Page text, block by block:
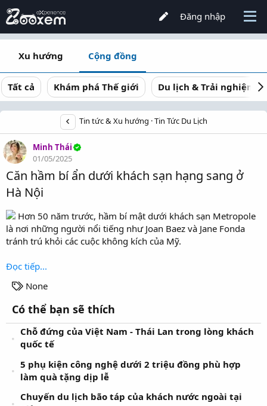
Đăng nhập
Xu hướng Cộng đồng
Tất cả Khám phá Thế giới Du lịch & Trải nghiệm
Tin tức & Xu hướng Tin Tức Du Lịch
Minh Thái
01/05/2025
Căn hầm bí ẩn dưới khách sạn hạng sang ở
Hà Nội
Hơn 50 năm trước, hầm bí mật dưới khách sạn Metropole
là nơi những người nổi tiếng như Joan Baez và Jane Fonda
tránh trú khỏi các cuộc không kích của Mỹ.
Đọc tiếp...
T
g
s
None
Có thể bạn sẽ thích
Chỗ đứng của Việt Nam - Thái Lan trong lòng khách
quốc tế
5 phụ kiện công nghệ dưới 2 triệu đồng phù hợp
làm quà tặng dịp lễ
Chuyến du lịch bão táp của khách nước ngoài tại